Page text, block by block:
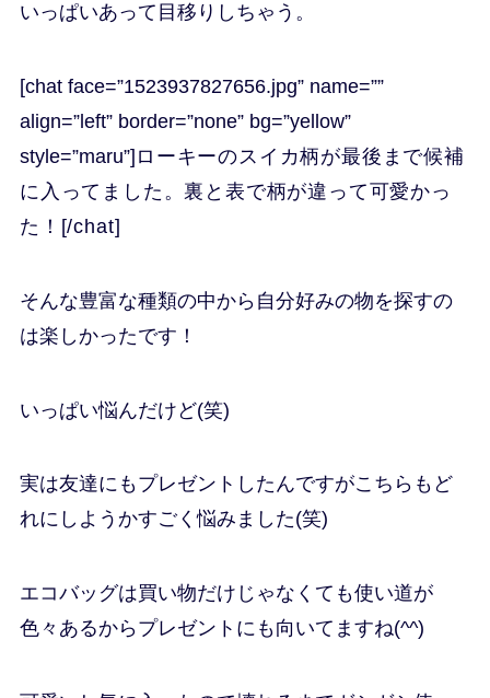
いっぱいあって目移りしちゃう。
[chat face=”1523937827656.jpg” name=””
align=”left” border=”none” bg=”yellow”
style=”maru”] ローキーのスイカ柄が最後まで候補
に入ってました。裏と表で柄が違って可愛かっ
た！ [/chat]
そんな豊富な種類の中から自分好みの物を探すの
は楽しかったです！
いっぱい悩んだけど(笑)
実は友達にもプレゼントしたんですがこちらもど
れにしようかすごく悩みました(笑)
エコバッグは買い物だけじゃなくても使い道が
色々あるからプレゼントにも向いてますね(^^)